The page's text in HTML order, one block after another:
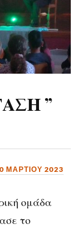
”
ΜΑΡΤΊΟΥ 2023
ομάδα
το